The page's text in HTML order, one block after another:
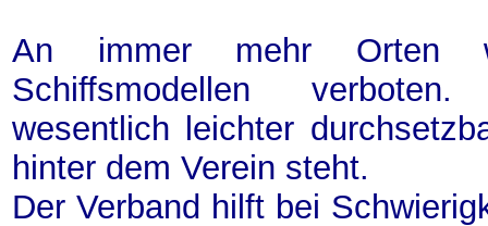
An immer mehr Orten
Schiffsmodellen
wesentlich leichter
hinter dem Verein steht.
Der Verband hilft bei